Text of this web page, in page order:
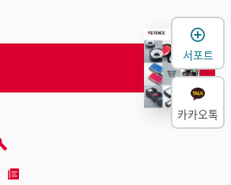
서포트
카카오톡